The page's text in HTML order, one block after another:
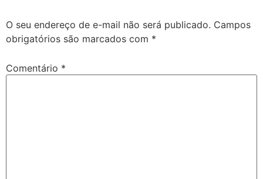
O seu endereço de e-mail não será publicado. Campos
obrigatórios são marcados com *
Comentário *